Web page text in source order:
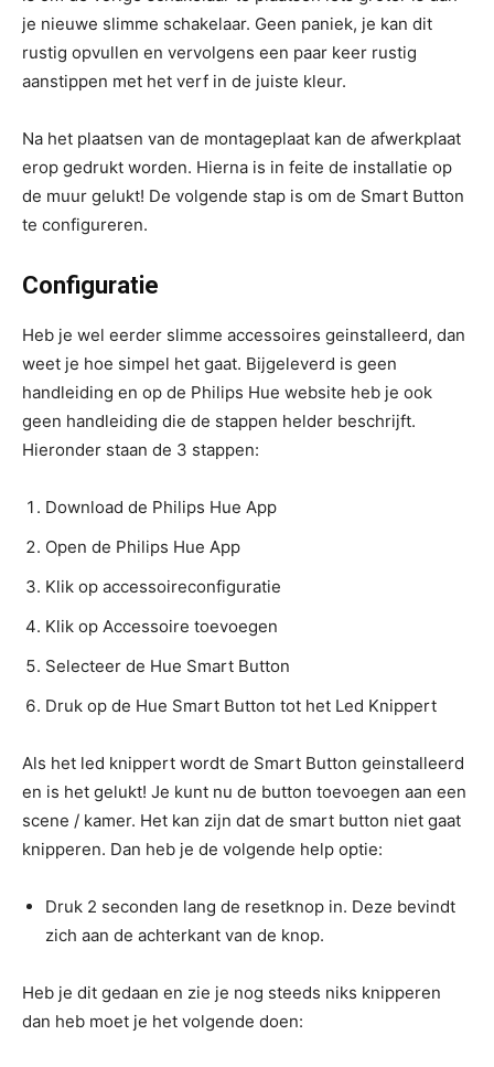
je nieuwe slimme schakelaar. Geen paniek, je kan dit
rustig opvullen en vervolgens een paar keer rustig
aanstippen met het verf in de juiste kleur.
Na het plaatsen van de montageplaat kan de afwerkplaat
erop gedrukt worden. Hierna is in feite de installatie op
de muur gelukt! De volgende stap is om de Smart Button
te configureren.
Configuratie
Heb je wel eerder slimme accessoires geinstalleerd, dan
weet je hoe simpel het gaat. Bijgeleverd is geen
handleiding en op de Philips Hue website heb je ook
geen handleiding die de stappen helder beschrijft.
Hieronder staan de 3 stappen:
Download de Philips Hue App
Open de Philips Hue App
Klik op accessoireconfiguratie
Klik op Accessoire toevoegen
Selecteer de Hue Smart Button
Druk op de Hue Smart Button tot het Led Knippert
Als het led knippert wordt de Smart Button geinstalleerd
en is het gelukt! Je kunt nu de button toevoegen aan een
scene / kamer. Het kan zijn dat de smart button niet gaat
knipperen. Dan heb je de volgende help optie:
Druk 2 seconden lang de resetknop in. Deze bevindt
zich aan de achterkant van de knop.
Heb je dit gedaan en zie je nog steeds niks knipperen
dan heb moet je het volgende doen: